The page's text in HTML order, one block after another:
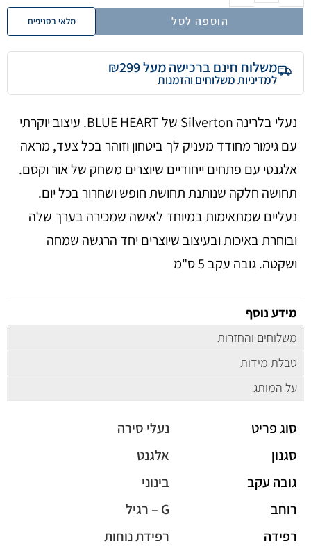
הוספה לסל מלאי בסניפים
משלוח חינם ברכישה מעל ₪299
למדיניות משלוחים והזמנות
נעלי בלרינה Silverton של BLUE HEART. עיצוב יוקרתי
עם גימור מחודד מעניק לך ביטחון וזוהר בכל צעד, מראה
אלגנטי עם פתחים ייחודיים שיוצרים משחק של אור וקסם.
תחושה חלקה שנותנת תחושת חופש ושחרור בכל יום.
נעליים שמתאימות במיוחד לאישה שמכירה בערך שלה
ובוחרת באיכות ובעיצוב שיוצרים יחד הרגשה שמחה
ושקטה. גובה עקב 5 ס"מ
מידע נוסף
משלוחים והחזרות
טבלת מידות
על המותג
סוג פריט
נעלי סירה
סגנון
אלגנט
גובה עקב
בינוני
רוחב
G – רגיל
רפידה
רפידת נוחות